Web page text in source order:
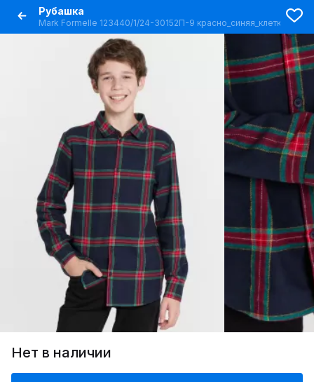
Рубашка
Mark Formelle 123440/1/24-30152П-9 красно_синяя_клетка
Нет в наличии